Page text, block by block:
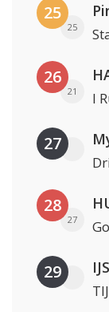
25
25
26
21 I
27
28
27
29